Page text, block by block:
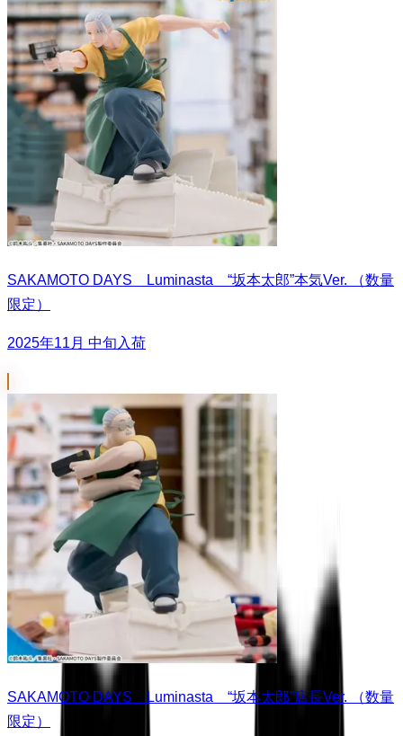
SAKAMOTO DAYS Luminasta “坂本太郎”本気Ver. （数量
限定）
2025年11月 中旬入荷
SAKAMOTO DAYS Luminasta “坂本太郎”店長Ver. （数量
限定）